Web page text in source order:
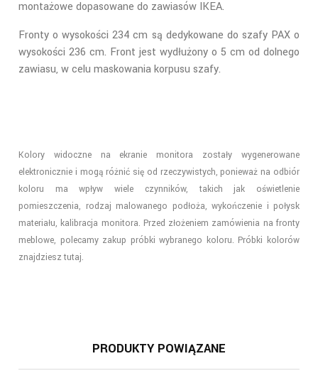
montażowe dopasowane do zawiasów IKEA.
Fronty o wysokości 234 cm są dedykowane do szafy PAX o
wysokości 236 cm. Front jest wydłużony o 5 cm od dolnego
zawiasu, w celu maskowania korpusu szafy.
Kolory widoczne na ekranie monitora zostały wygenerowane
elektronicznie i mogą różnić się od rzeczywistych, ponieważ na odbiór
koloru ma wpływ wiele czynników, takich jak oświetlenie
pomieszczenia, rodzaj malowanego podłoża, wykończenie i połysk
materiału, kalibracja monitora. Przed złożeniem zamówienia na fronty
meblowe, polecamy zakup próbki wybranego koloru. Próbki kolorów
znajdziesztutaj.
PRODUKTY POWIĄZANE